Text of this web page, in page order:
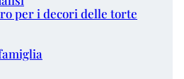
per i decori delle torte